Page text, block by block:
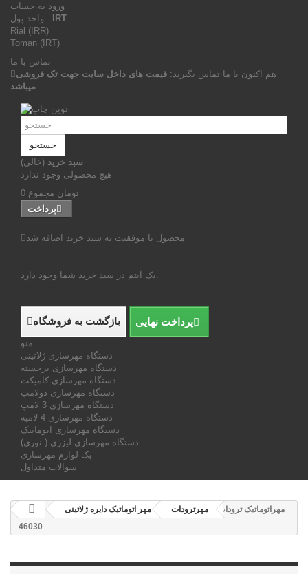
ورود به حساب
واحد پول :
IRT
Rial (IRR)
Toman (IRT)
تماس با ما
هم اکنون با ما تماس بگیرید: قیمت های داخل سایت جهت تک فروشی
میباشد
جستجو
سبد خرید (خالی)
هیچ محصولی وجود ندارد
0 تومان مجموع
پرداخت
محصول با موفقیت به سبد خرید اضافه شد
یک آیتم در سبد خرید شما وجود دارد.
بازگشت به فروشگاه پرداخت نهایی
منو
دستگاه مهرسازی ژلاتینی
دستگاه مهرسازی برجسته
دستگاه مهرسازی کامپکت
دستگاه مهرسازی دولامپ
دستگاه مهرسازی 3 لامپ
دستگاه مهرسازی 4 لامپه
دستگاه مهرسازی اتوماتیک
دستگاه مهرسازی لیزری ( نوری)
پک لوازم مهرسازی
سوالات متداول
مهر اتوماتیک دايره ژلاتینی مهرترودات
مهراتوماتیک ترودات
46030